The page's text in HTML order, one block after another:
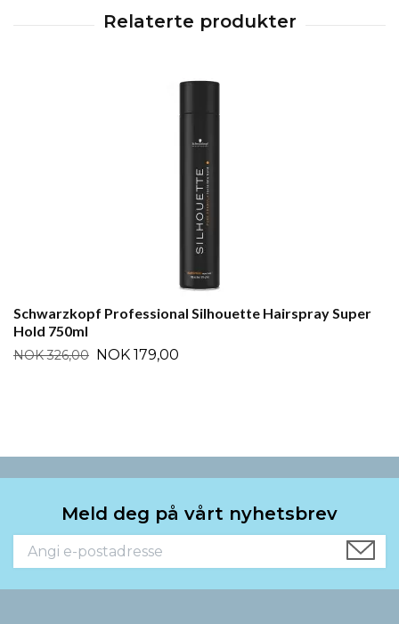
Schwarzkopf Professional Silhouette Hairspray Super
Hold 750ml
NOK 326,00 NOK 179,00
Meld deg på vårt nyhetsbrev